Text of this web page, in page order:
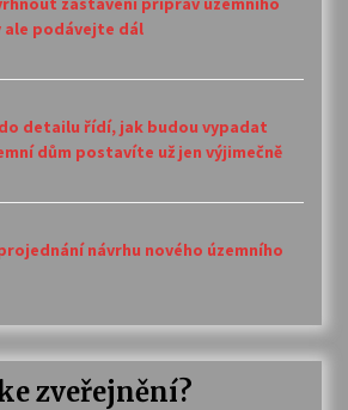
ale podávejte dál
detailu řídí, jak budou vypadat
dům postavíte už jen výjimečně
návrhu nového územního
zveřejnění?